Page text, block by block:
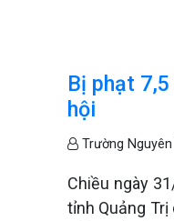
Bị phạt
hội
Trường
Chiều ngày
tỉnh Quảng